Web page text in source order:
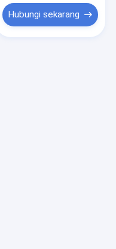
Hubungi sekarang